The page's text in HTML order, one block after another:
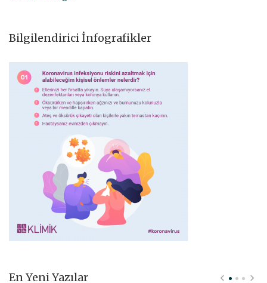
Bilgilendirici İnfografikler
En Yeni Yazılar